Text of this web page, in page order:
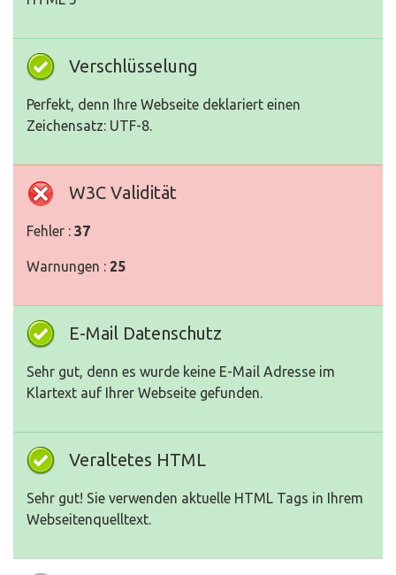
Verschlüsselung
Perfekt, denn Ihre Webseite deklariert einen
Zeichensatz: UTF-8.
W3C Validität
Fehler : 37
Warnungen : 25
E-Mail Datenschutz
Sehr gut, denn es wurde keine E-Mail Adresse im
Klartext auf Ihrer Webseite gefunden.
Veraltetes HTML
Sehr gut! Sie verwenden aktuelle HTML Tags in Ihrem
Webseitenquelltext.